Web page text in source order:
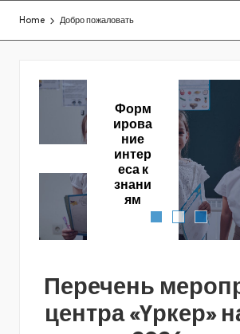
Home Добро пожаловать
Форм
ирова
ние
интер
еса к
знани
ям
Перечень
центра «Үркер»